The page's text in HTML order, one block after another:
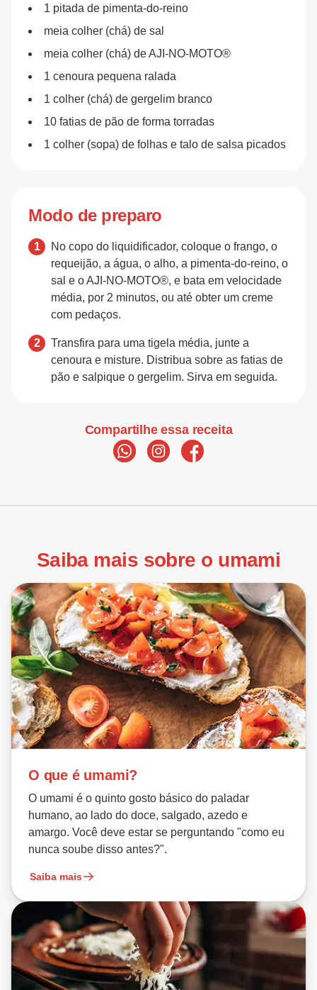
1 pitada de pimenta-do-reino
meia colher (chá) de sal
meia colher (chá) de AJI-NO-MOTO®
1 cenoura pequena ralada
1 colher (chá) de gergelim branco
10 fatias de pão de forma torradas
1 colher (sopa) de folhas e talo de salsa picados
Modo de preparo
No copo do liquidificador, coloque o frango, o
requeijão, a água, o alho, a pimenta-do-reino, o
sal e o AJI-NO-MOTO®, e bata em velocidade
média, por 2 minutos, ou até obter um creme
com pedaços.
Transfira para uma tigela média, junte a
cenoura e misture. Distribua sobre as fatias de
pão e salpique o gergelim. Sirva em seguida.
Compartilhe essa receita
Saiba mais sobre o umami
O que é umami?
O umami é o quinto gosto básico do paladar
humano, ao lado do doce, salgado, azedo e
amargo. Você deve estar se perguntando "como eu
nunca soube disso antes?".
Saiba mais